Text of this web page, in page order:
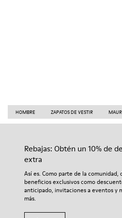
HOMBRE ZAPATOS DE VESTIR
Rebajas: Obtén un 10% de
extra
Así es. Como parte de la comunidad,
beneficios exclusivos como
anticipado, invitaciones a eventos y
más.